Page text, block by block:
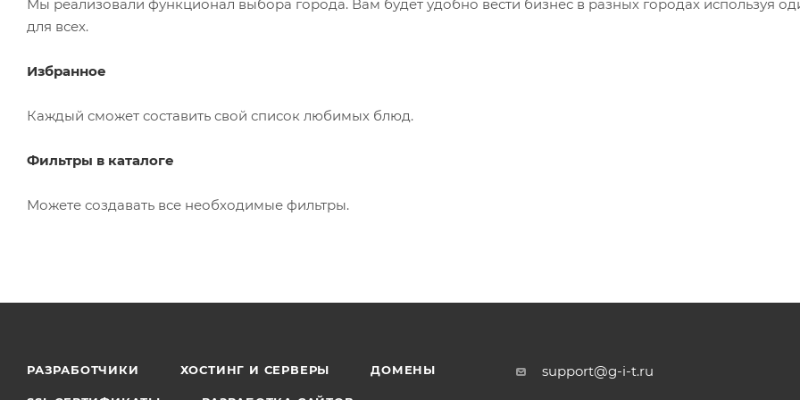
Мы реализовали функционал выбора города. Вам будет удобно вести бизнес в разных городах используя
для всех.
Избранное
Каждый сможет составить свой список любимых блюд.
Фильтры в каталоге
Можете создавать все необходимые фильтры.
РАЗРАБОТЧИКИ ХОСТИНГ И СЕРВЕРЫ ДОМЕНЫ support@g-i-t.ru